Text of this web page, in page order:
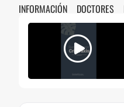
INFORMACIÓN DOCTORES